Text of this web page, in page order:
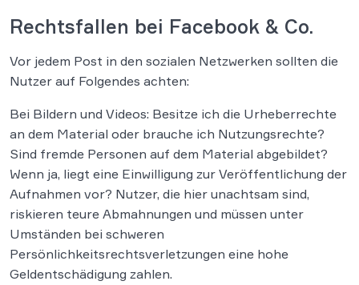
Rechtsfallen bei Facebook & Co.
Vor jedem Post in den sozialen Netzwerken sollten die
Nutzer auf Folgendes achten:
Bei Bildern und Videos: Besitze ich die Urheberrechte
an dem Material oder brauche ich Nutzungsrechte?
Sind fremde Personen auf dem Material abgebildet?
Wenn ja, liegt eine Einwilligung zur Veröffentlichung der
Aufnahmen vor? Nutzer, die hier unachtsam sind,
riskieren teure Abmahnungen und müssen unter
Umständen bei schweren
Persönlichkeitsrechtsverletzungen eine hohe
Geldentschädigung zahlen.